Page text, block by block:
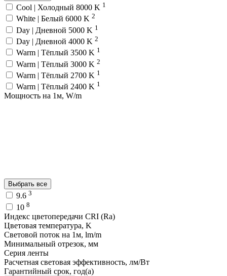
Cool | Холодный 8000 K 1
White | Белый 6000 K 2
Day | Дневной 5000 K 1
Day | Дневной 4000 K 2
Warm | Тёплый 3500 K 1
Warm | Тёплый 3000 K 2
Warm | Тёплый 2700 K 1
Warm | Тёплый 2400 K 1
Мощность на 1м, W/m
Выбрать все
9.6 3
10 8
Индекс цветопередачи CRI (Ra)
Цветовая температура, K
Световой поток на 1м, lm/m
Минимальный отрезок, мм
Серия ленты
Расчетная световая эффективность, лм/Вт
Гарантийный срок, год(а)